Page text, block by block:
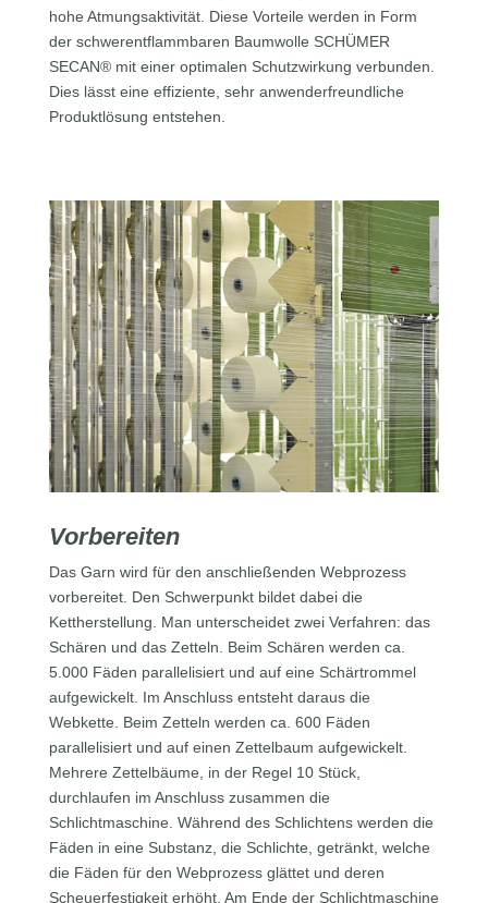
hohe Atmungsaktivität. Diese Vorteile werden in Form
der schwerentflammbaren Baumwolle SCHÜMER
SECAN® mit einer optimalen Schutzwirkung verbunden.
Dies lässt eine effiziente, sehr anwenderfreundliche
Produktlösung entstehen.
Vorbereiten
Das Garn wird für den anschließenden Webprozess
vorbereitet. Den Schwerpunkt bildet dabei die
Kettherstellung. Man unterscheidet zwei Verfahren: das
Schären und das Zetteln. Beim Schären werden ca.
5.000 Fäden parallelisiert und auf eine Schärtrommel
aufgewickelt. Im Anschluss entsteht daraus die
Webkette. Beim Zetteln werden ca. 600 Fäden
parallelisiert und auf einen Zettelbaum aufgewickelt.
Mehrere Zettelbäume, in der Regel 10 Stück,
durchlaufen im Anschluss zusammen die
Schlichtmaschine. Während des Schlichtens werden die
Fäden in eine Substanz, die Schlichte, getränkt, welche
die Fäden für den Webprozess glättet und deren
Scheuerfestigkeit erhöht. Am Ende der Schlichtmaschine